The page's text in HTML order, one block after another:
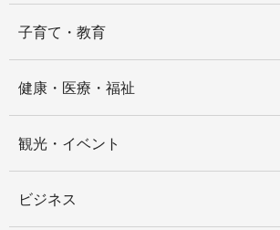
子育て・教育
健康・医療・福祉
観光・イベント
ビジネス